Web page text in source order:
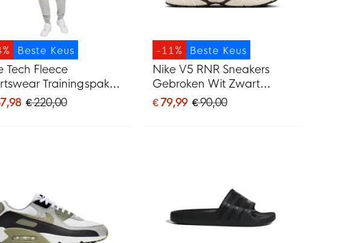
Beste Keus
Tech Fleece
Trainingspak
Zwart
€ 220,00
Beste Keus
-11%
Nike V5 RNR Sneakers
Gebroken Wit Zwart
Zilvergrijs
€ 79,99 € 90,00